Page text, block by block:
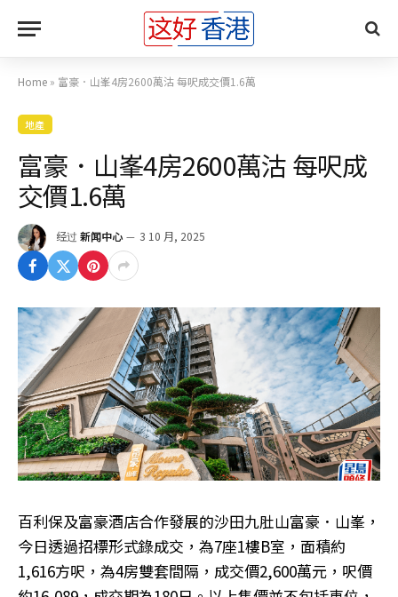
Home » 富豪．山峯4房2600萬沽 每呎成交價1.6萬
地產
富豪．山峯4房2600萬沽 每呎成
交價1.6萬
经过 新闻中心 3 10 月, 2025
百利保及富豪酒店合作發展的沙田九肚山富豪．山峯，
今日透過招標形式錄成交，為7座1樓B室，面積約
1,616方呎，為4房雙套間隔，成交價2,600萬元，呎價